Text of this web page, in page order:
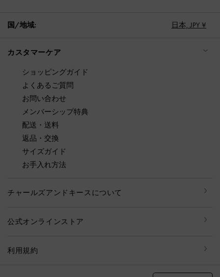
国/地域: 日本, JPY ¥
カスタマーケア
ショッピングガイド
よくあるご質問
お問い合わせ
メンバーシップ特典
配送・送料
返品・交換
サイズガイド
お手入れ方法
チャールズアンドキースについて
公式オンラインストア
利用規約